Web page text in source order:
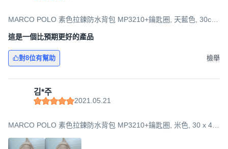
MARCO POLO 素色拉鍊防水背包 MP3210+鑰匙圈, 天藍色, 30cm
這是一個比預期更好的產品
對8位有幫助 檢舉
김*주
2021.05.21
MARCO POLO 素色拉鍊防水背包 MP3210+鑰匙圈, 米色, 30 x 44